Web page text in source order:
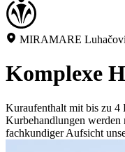
MIRAMARE
Komplexe
Kuraufenthalt mit bis zu 4
Kurbehandlungen
fachkundiger Aufsicht